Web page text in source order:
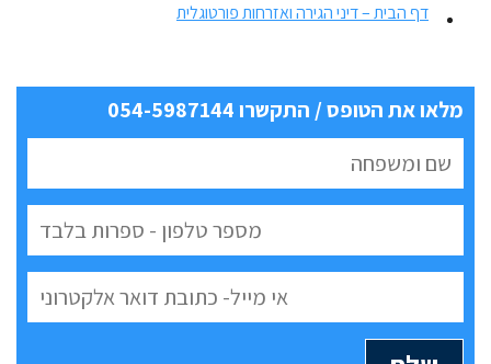
דף הבית – דיני הגירה ואזרחות פורטוגלית
מלאו את הטופס / התקשרו 054-5987144